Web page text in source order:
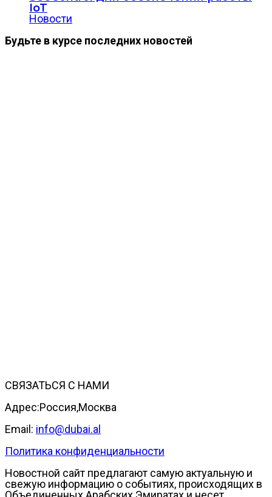
IoT
Новости
Будьте в курсе последних новостей
СВЯЗАТЬСЯ С НАМИ
Адрес:Россия,Москва
Email: info@dubai.al
Политика конфиденциальности
Новостной сайт предлагают самую актуальную и
свежую информацию о событиях, происходящих в